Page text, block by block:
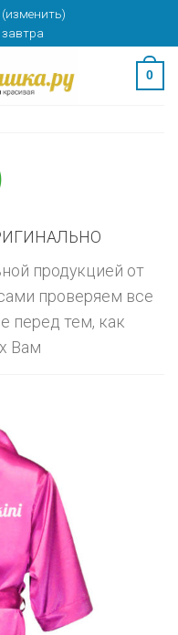
(изменить)
завтра
0
продукцией от
проверяем все
перед тем, как
Вам